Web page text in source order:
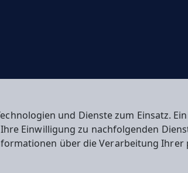
und Dienste zum Einsatz.
Einwilligung zu nachfolgenden
über die Verarbeitung Ihrer